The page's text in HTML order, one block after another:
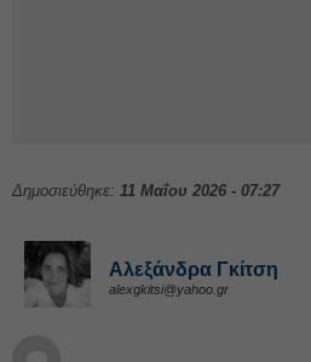
Δημοσιεύθηκε: 11 Μαΐου 2026 - 07:27
Αλεξάνδρα Γκίτση
alexgkitsi@yahoo.gr